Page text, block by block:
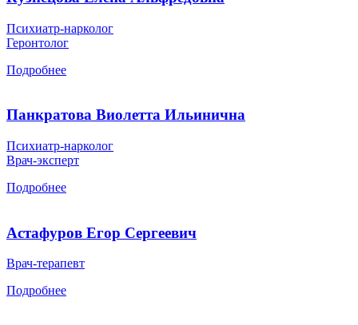
Психиатр-нарколог
Геронтолог
Подробнее
Панкратова Виолетта Ильинична
Психиатр-нарколог
Врач-эксперт
Подробнее
Астафуров Егор Сергеевич
Врач-терапевт
Подробнее